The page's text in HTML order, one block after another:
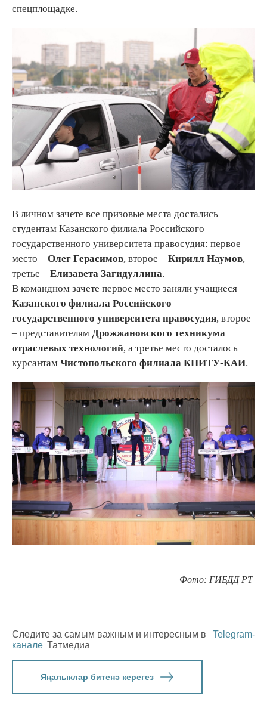
спецплощадке.
В личном зачете все призовые места достались
студентам Казанского филиала Российского
государственного университета правосудия: первое
место – Олег Герасимов, второе – Кирилл Наумов,
третье – Елизавета Загидуллина.
В командном зачете первое место заняли учащиеся
Казанского филиала Российского
государственного университета правосудия, второе
– представителям Дрожжановского техникума
отраслевых технологий, а третье место досталось
курсантам Чистопольского филиала КНИТУ-КАИ.
Фото: ГИБДД РТ
Следите за самым важным и интересным в
Telegram-
канале Татмедиа
Яңалыклар битенә керегез